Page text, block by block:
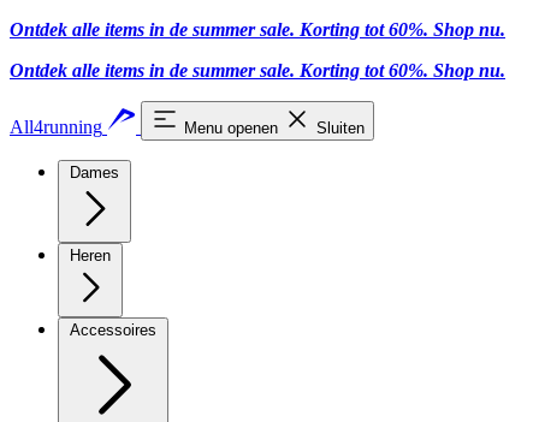
Ontdek alle items in de summer sale. Korting tot 60%. Shop nu.
Ontdek alle items in de summer sale. Korting tot 60%. Shop nu.
All4running Menu openen Sluiten
Dames
Heren
Accessoires